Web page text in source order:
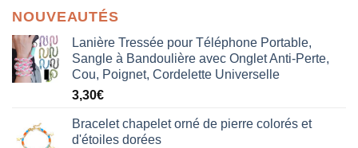
NOUVEAUTÉS
Lanière Tressée pour Téléphone Portable,
Sangle à Bandoulière avec Onglet Anti-Perte,
Cou, Poignet, Cordelette Universelle
3,30€
Bracelet chapelet orné de pierre colorés et
d'étoiles dorées